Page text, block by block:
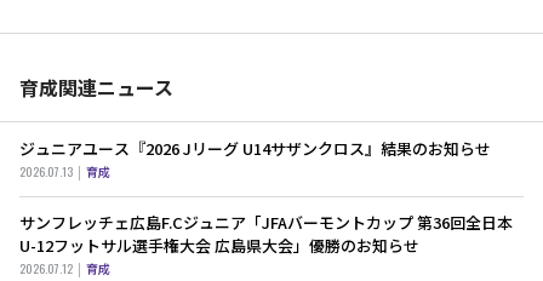
育成関連ニュース
ジュニアユース『2026 Jリーグ U14サザンクロス』結果のお知らせ
2026.07.13 育成
サンフレッチェ広島F.Cジュニア「JFAバーモントカップ 第36回全日本
U-12フットサル選手権大会 広島県大会」優勝のお知らせ
2026.07.12 育成